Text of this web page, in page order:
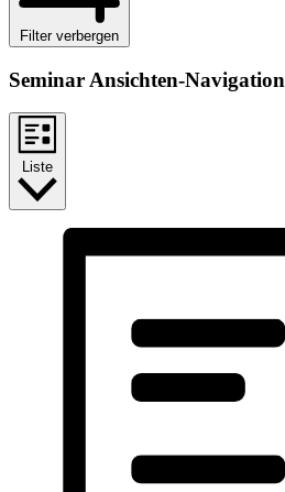
Filter verbergen
Seminar Ansichten-Navigation
Liste